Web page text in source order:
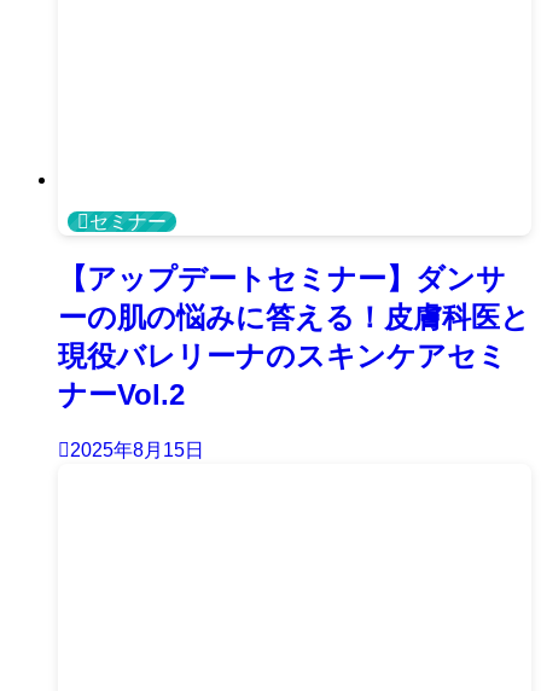
セミナー
【アップデートセミナー】ダンサ
ーの肌の悩みに答える！皮膚科医と
現役バレリーナのスキンケアセミ
ナーVol.2
2025年8月15日